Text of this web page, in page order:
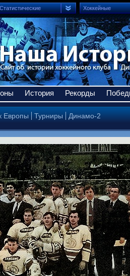
Статистические Хоккейные
История Рекорды
Европы Турниры Динамо-2